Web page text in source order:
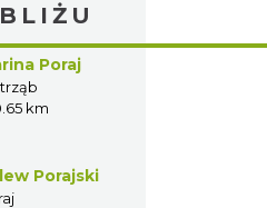
Poraj
km
Porajski